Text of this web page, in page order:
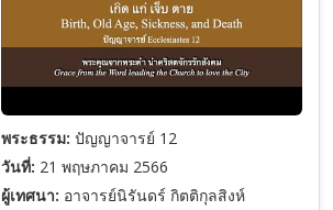
พระธรรม: ปัญญาจารย์ 12
วันที่: 21 พฤษภาคม 2566
ผู้เทศนา: อาจารย์นิรันดร์ กิตติกุลสิงห์